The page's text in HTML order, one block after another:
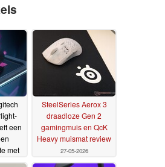
een
met
12-06-
SteelSeries Aerox 3
draadloze Gen 2
gamingmuis en QcK
Heavy muismat review
27-05-2026